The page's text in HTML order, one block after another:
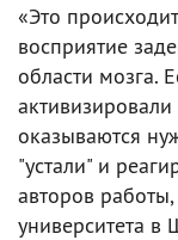
«Это
восприятие
области мозга.
активизировали
оказываются
"устали" и
авторов
университета в